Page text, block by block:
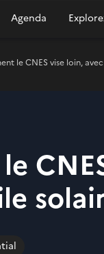
Agenda
le CNES vise loin,